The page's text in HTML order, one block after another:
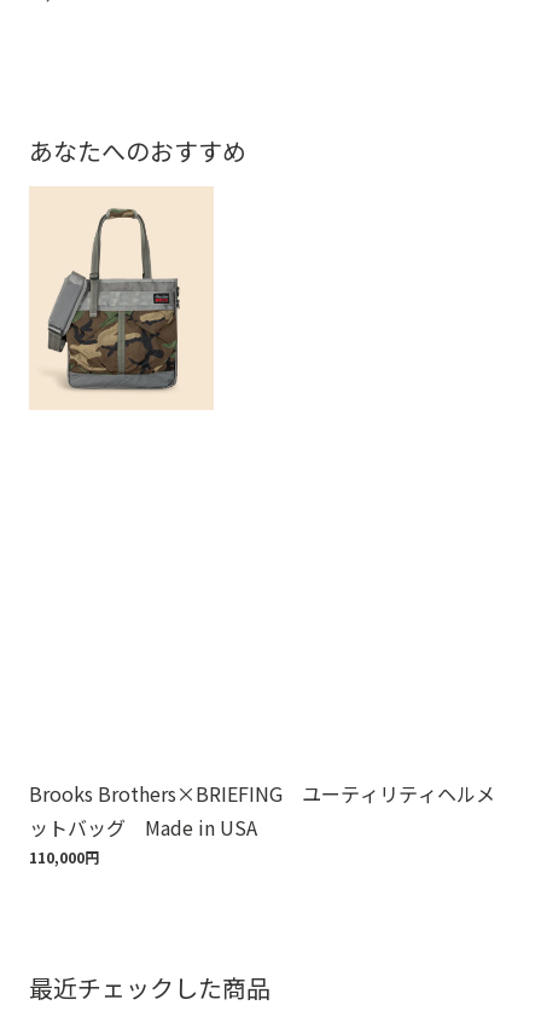
あなたへのおすすめ
Brooks Brothers×BRIEFING ユーティリティヘルメ
ットバッグ Made in USA
110,000円
最近チェックした商品